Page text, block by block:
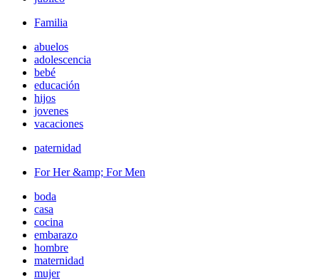
Familia
abuelos
adolescencia
bebé
educación
hijos
jovenes
vacaciones
paternidad
For Her &amp; For Men
boda
casa
cocina
embarazo
hombre
maternidad
mujer